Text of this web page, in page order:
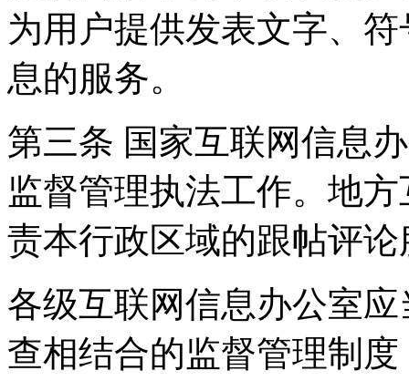
为用户提供发表文字、
息的服务。
第三条 国家互联网信息
监督管理执法工作。地
责本行政区域的跟帖评
各级互联网信息办公室
查相结合的监督管理制